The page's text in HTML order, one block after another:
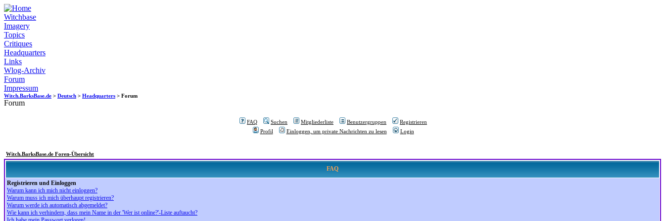
Witchbase
Imagery
Topics
Critiques
Headquarters
Links
Wlog-Archiv
Forum
Impressum
Witch.BarksBase.de > Deutsch > Headquarters > Forum
Forum
FAQ Suchen Mitgliederliste Benutzergruppen
Registrieren
Profil
Einloggen, um private Nachrichten zu lesen Login
Witch.BarksBase.de Foren-Übersicht
FAQ
Registrieren und Einloggen
Warum kann ich mich nicht einloggen?
Warum muss ich mich überhaupt registrieren?
Warum werde ich automatisch abgemeldet?
Wie kann ich verhindern, dass mein Name in der 'Wer ist online?'-Liste auftaucht?